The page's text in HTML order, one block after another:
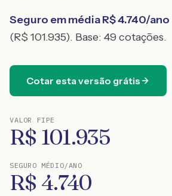
Seguro em média R$4.740/ano
(R$ 101.935). Base: 49 cotações.
Cotar esta versão grátis
VALOR FIPE
R$ 101.935
SEGURO MÉDIO/ANO
R$ 4.740